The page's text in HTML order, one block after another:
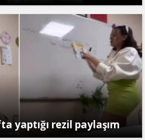
yaptığı rezil paylaşım